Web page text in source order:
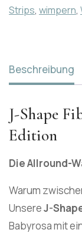
Strips, wimpern,
Beschreibung
J-Shape
Edition
Die Allround-
Warum
UnsereJ-
Babyrosa mit